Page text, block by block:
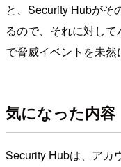
と、Security Hubがそ
るので、それに対し
で脅威イベントを未然
気になった内容
Security Hubは、アカ